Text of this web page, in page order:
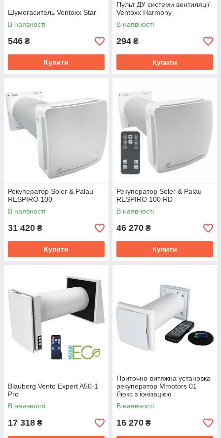
Шумогаситель Ventoxx Star
В наявності
546 ₴
Купити
Пульт ДУ системи вентиляції
Ventoxx Harmony
В наявності
294 ₴
Купити
Рекуператор Soler & Palau
RESPIRO 100
В наявності
31 420 ₴
Купити
Рекуператор Soler & Palau
RESPIRO 100 RD
В наявності
46 270 ₴
Купити
Blauberg Vento Expert A50-1
Pro
В наявності
17 318 ₴
Приточно-витяжна установка
рекуператор Mmotors 01
Люкс з іонізацією
В наявності
16 270 ₴